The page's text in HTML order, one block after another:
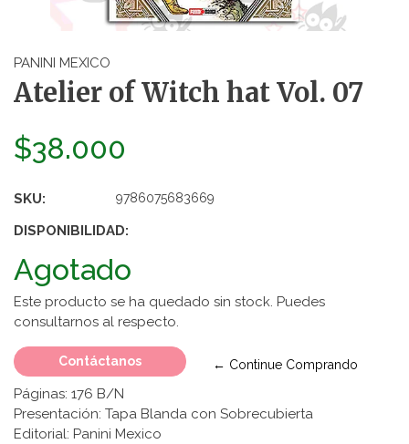
PANINI MEXICO
Atelier of Witch hat Vol. 07
$38.000
SKU: 9786075683669
DISPONIBILIDAD:
Agotado
Este producto se ha quedado sin stock. Puedes
consultarnos al respecto.
Contáctanos ← Continue Comprando
Páginas: 176 B/N
Presentación: Tapa Blanda con Sobrecubierta
Editorial: Panini Mexico